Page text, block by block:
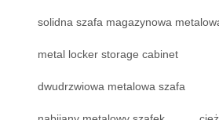
solidna szafa magazynowa
metal locker storage cabinet
dwudrzwiowa metalowa szafa